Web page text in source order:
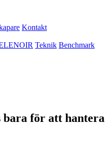
Kontakt
Teknik Benchmark
bara för att hantera